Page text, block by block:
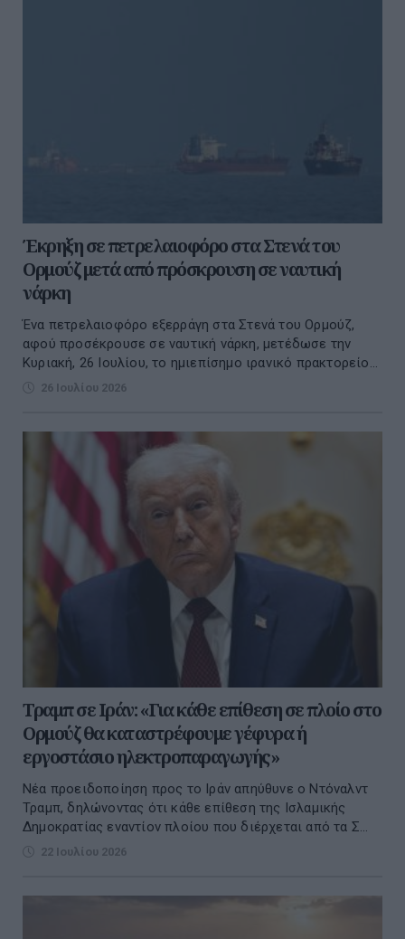
Έκρηξη σε πετρελαιοφόρο στα Στενά του
Ορμούζ μετά από πρόσκρουση σε ναυτική
νάρκη
Ένα πετρελαιοφόρο εξερράγη στα Στενά του Ορμούζ,
αφού προσέκρουσε σε ναυτική νάρκη, μετέδωσε την
Κυριακή, 26 Ιουλίου, το ημιεπίσημο ιρανικό πρακτορείο...
26 Ιουλίου 2026
Τραμπ σε Ιράν: «Για κάθε επίθεση σε πλοίο στο
Ορμούζ θα καταστρέφουμε γέφυρα ή
εργοστάσιο ηλεκτροπαραγωγής»
Νέα προειδοποίηση προς το Ιράν απηύθυνε ο Ντόναλντ
Τραμπ, δηλώνοντας ότι κάθε επίθεση της Ισλαμικής
Δημοκρατίας εναντίον πλοίου που διέρχεται από τα Σ...
22 Ιουλίου 2026